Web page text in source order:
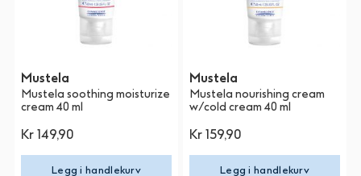
Mustela
Mustela soothing moisturize
cream 40 ml
Kr 149,90
Legg i handlekurv
Mustela
Mustela nourishing cream
w/cold cream 40 ml
Kr 159,90
Legg i handlekurv